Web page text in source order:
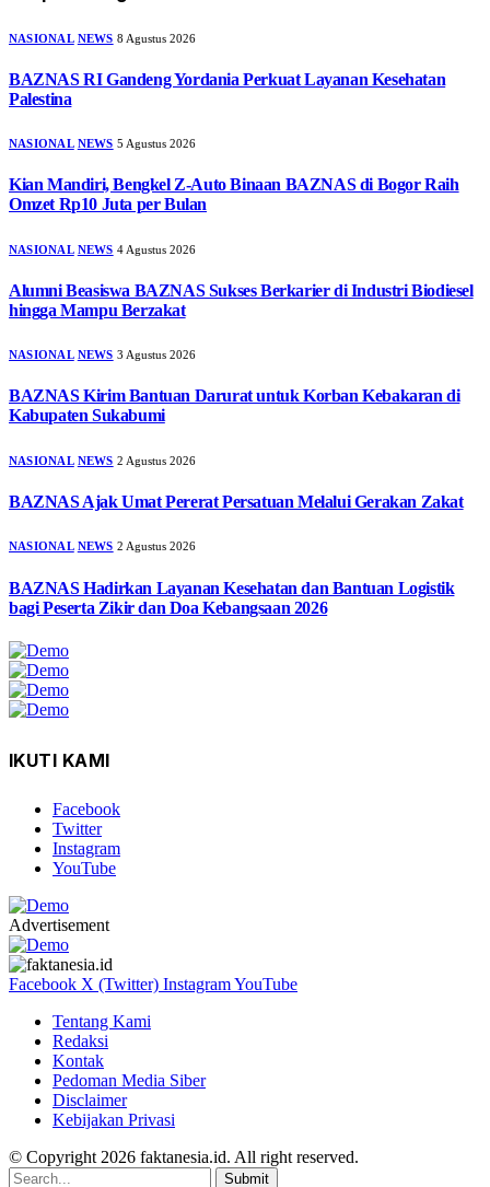
NASIONAL NEWS 8 Agustus 2026
BAZNAS RI Gandeng Yordania Perkuat Layanan Kesehatan
Palestina
NASIONAL NEWS 5 Agustus 2026
Kian Mandiri, Bengkel Z-Auto Binaan BAZNAS di Bogor Raih
Omzet Rp10 Juta per Bulan
NASIONAL NEWS 4 Agustus 2026
Alumni Beasiswa BAZNAS Sukses Berkarier di Industri Biodiesel
hingga Mampu Berzakat
NASIONAL NEWS 3 Agustus 2026
BAZNAS Kirim Bantuan Darurat untuk Korban Kebakaran di
Kabupaten Sukabumi
NASIONAL NEWS 2 Agustus 2026
BAZNAS Ajak Umat Pererat Persatuan Melalui Gerakan Zakat
NASIONAL NEWS 2 Agustus 2026
BAZNAS Hadirkan Layanan Kesehatan dan Bantuan Logistik
bagi Peserta Zikir dan Doa Kebangsaan 2026
IKUTI KAMI
Facebook
Twitter
Instagram
YouTube
Advertisement
Facebook X (Twitter) InstagramYouTube
Tentang Kami
Redaksi
Kontak
Pedoman Media Siber
Disclaimer
Kebijakan Privasi
© Copyright 2026 faktanesia.id. All right reserved.
Submit